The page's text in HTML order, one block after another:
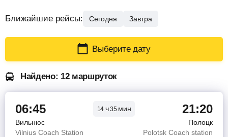
Ближайшие рейсы: Сегодня Завтра
Выберите дату
Найдено: 12 маршруток
06:45 14 ч35 мин 21:20
Вильнюс
Полоцк
Vilnius Coach Station
Polotsk Coach station